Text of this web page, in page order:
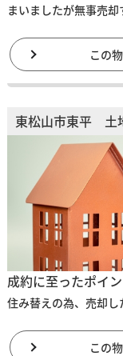
まいましたが無事売却
この
東松山市東平 土
成約に至ったポイ
住み替えの為、売却し
この